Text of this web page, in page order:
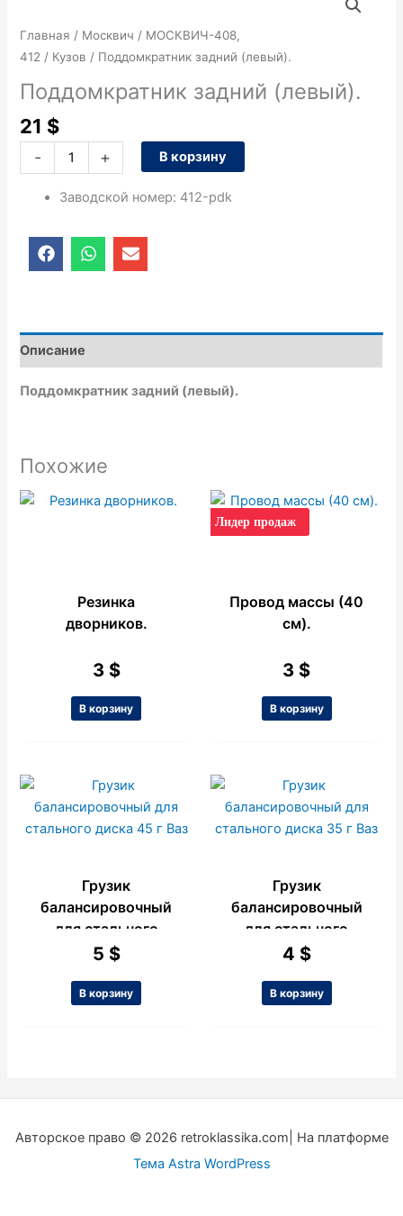
Главная / Москвич / МОСКВИЧ-408,
412 / Кузов / Поддомкратник задний (левый).
Поддомкратник задний (левый).
21 $
-
Поддомкратник
задний
+ В корзину
Заводской номер: 412-pdk
F
a
o
o
k
W
h
a
p
E
n
o
e
Описание
Поддомкратник задний (левый).
Похожие
Резинка
дворников.
3 $
В корзину
Лидер продаж
Провод массы (40
см).
3 $
В корзину
Грузик
балансировочный
для стального
диска 45 г Ваз
5 $
В корзину
Грузик
балансировочный
для стального
диска 35 г Ваз
4 $
В корзину
Авторское право © 2026 retroklassika.com| На платформе
Тема Astra WordPress